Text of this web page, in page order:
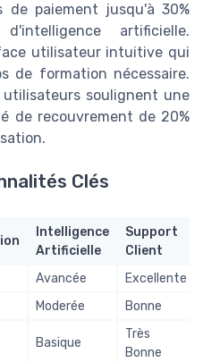
paiement jusqu'à 30%
artificielle.
utilisateur intuitive qui
de formation nécessaire.
utilisateurs soulignent une
de recouvrement de 20%
Clés
Intelligence
Artificielle
Support
Client
Avancée
Excellente
Moderée Bonne
Basique
Très
Bonne